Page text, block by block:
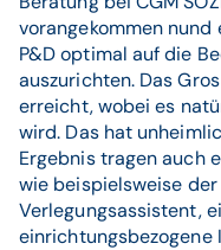
vorangekommen nund
P&D optimal auf die
auszurichten. Das
erreicht, wobei es
wird. Das hat
Ergebnis tragen auch
wie beispielsweise
Verlegungsassistent,
einrichtungsbezogene